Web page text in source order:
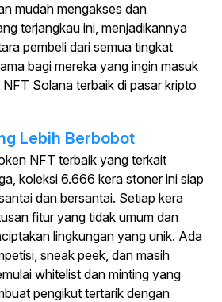
mudah mengakses dan
terjangkau ini, menjadikannya
pembeli dari semua tingkat
bagi mereka yang ingin masuk
Solana terbaik di pasar kripto
Lebih Berbobot
NFT terbaik yang terkait
koleksi 6.666 kera stoner ini siap
dan bersantai. Setiap kera
fitur yang tidak umum dan
lingkungan yang unik. Ada
sneak peek, dan masih
whitelist dan minting yang
pengikut tertarik dengan